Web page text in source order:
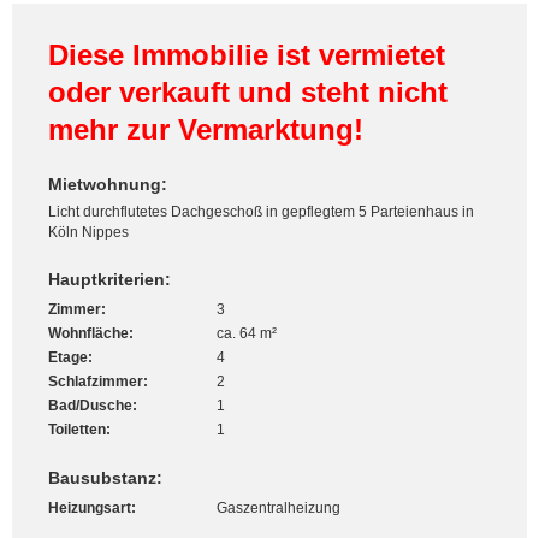
Diese Immobilie ist vermietet
oder verkauft und steht nicht
mehr zur Vermarktung!
Mietwohnung:
Licht durchflutetes Dachgeschoß in gepflegtem 5 Parteienhaus in
Köln Nippes
Hauptkriterien:
Zimmer:
3
Wohnfläche:
ca. 64 m²
Etage:
4
Schlafzimmer:
2
Bad/Dusche:
1
Toiletten:
1
Bausubstanz:
Heizungsart: Gaszentralheizung